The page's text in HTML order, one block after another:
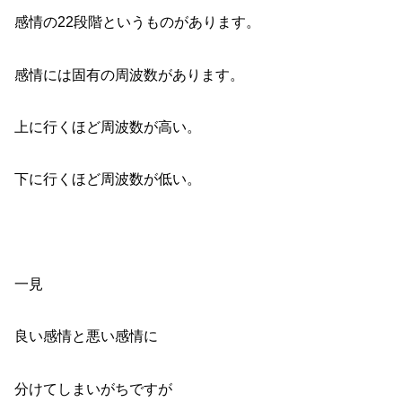
感情の22段階というものがあります。
感情には固有の周波数があります。
上に行くほど周波数が高い。
下に行くほど周波数が低い。
一見
良い感情と悪い感情に
分けてしまいがちですが